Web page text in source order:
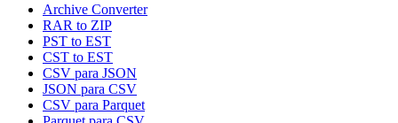
Archive Converter
RAR to ZIP
PST to EST
CST to EST
CSV para JSON
JSON para CSV
CSV para Parquet